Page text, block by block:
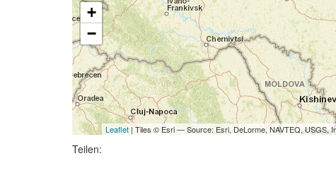
+
−
Leaflet| Tiles © Esri — Source: Esri, DeLorme, NAVTEQ, USGS,
Teilen: